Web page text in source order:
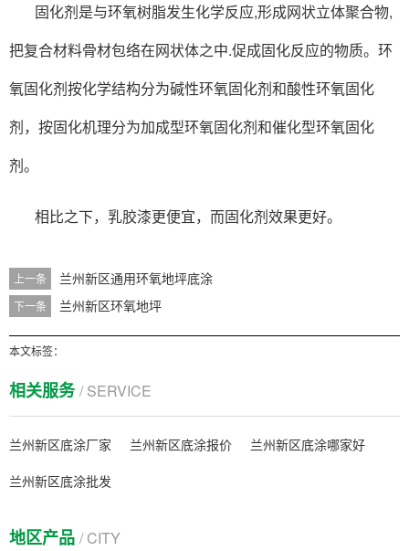
固化剂是与环氧树脂发生化学反应,形成网状立体聚合物,
把复合材料骨材包络在网状体之中.促成固化反应的物质。环
氧固化剂按化学结构分为碱性环氧固化剂和酸性环氧固化
剂，按固化机理分为加成型环氧固化剂和催化型环氧固化
剂。
相比之下，乳胶漆更便宜，而固化剂效果更好。
上一条 兰州新区通用环氧地坪底涂
下一条 兰州新区环氧地坪
本文标签：
相关服务/ SERVICE
兰州新区底涂厂家 兰州新区底涂报价
兰州新区底涂哪家好
兰州新区底涂批发
地区产品 / CITY